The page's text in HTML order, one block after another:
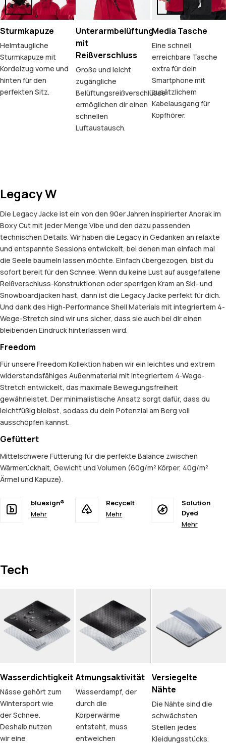
Sturmkapuze
Helmtaugliche
Sturmkapuze mit
Kordelzug vorne und
hinten für den
perfekten Sitz.
Unterarmbelüftung
mit
Reißverschluss
Große und leicht
zugängliche
Belüftungsreißverschlüsse
ermöglichen dir einen
schnellen
Luftaustausch.
Media Tasche
Eine schnell
erreichbare Tasche
extra für dein
Smartphone mit
zusätzlichem
Kabelausgang für
Kopfhörer.
Legacy W
Die Legacy Jacke ist ein von den 90er Jahren inspirierter Anorak im
Boxy Cut mit jeder Menge Vibe und den dazu passenden
technischen Details. Wir haben die Legacy in Gedanken an relaxte
und entspannte Sessions entwickelt, bei denen man einfach mal
die Seele baumeln lassen möchte. Einfach übergezogen, bist du
sofort bereit für den Schnee. Wenn du keine Lust auf ausgefallene
Reißverschluss-Konstruktionen oder sperrigen Kram an Ski- und
Snowboardjacken hast, dann ist die Legacy Jacke perfekt für dich.
Und dank des High-Performance Shell Materials mit integriertem 4-
Wege-Stretch sind wir uns sicher, dass sie auch bei dir einen
bleibenden Eindruck hinterlassen wird.
Freedom
Für unsere Freedom Kollektion haben wir ein leichtes und extrem
widerstandsfähiges Außenmaterial mit integriertem 4-Wege-
Stretch entwickelt, das maximale Bewegungsfreiheit
gewährleistet. Der minimalistische Ansatz sorgt dafür, dass du
leichtfüßig bleibst, sodass du dein Potenzial am Berg voll
ausschöpfen kannst.
Gefüttert
Mittelschwere Fütterung für die perfekte Balance zwischen
Wärmerückhalt, Gewicht und Volumen (60g/m² Körper, 40g/m²
Ärmel und Kapuze).
bluesign®
Mehr
Recycelt
Mehr
Solution
Dyed
Mehr
Tech
Wasserdichtigkeit
Nässe gehört zum
Wintersport wie
der Schnee.
Deshalb nutzen
wir eine
Atmungsaktivität
Wasserdampf, der
durch die
Körperwärme
entsteht, muss
entweichen
Versiegelte
Nähte
Die Nähte sind die
schwächsten
Stellen jedes
Kleidungsstücks.